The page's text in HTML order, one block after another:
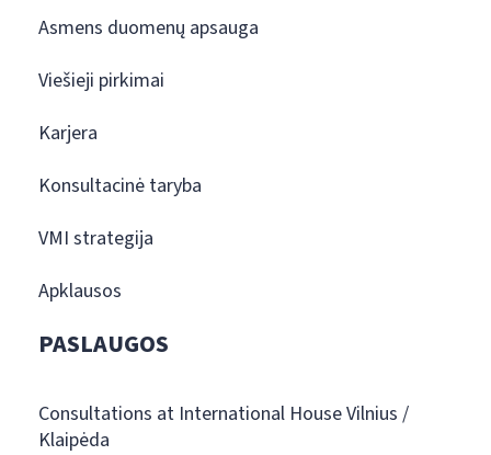
Asmens duomenų apsauga
Viešieji pirkimai
Karjera
Konsultacinė taryba
VMI strategija
Apklausos
PASLAUGOS
Consultations at International House Vilnius /
Klaipėda